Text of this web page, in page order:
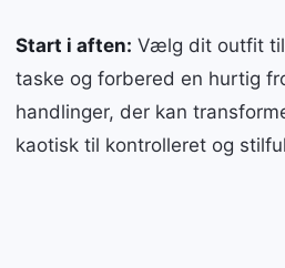
Start i aften: Vælg dit outfit
taske og forbered en hurtig
handlinger, der kan
kaotisk til kontrolleret og